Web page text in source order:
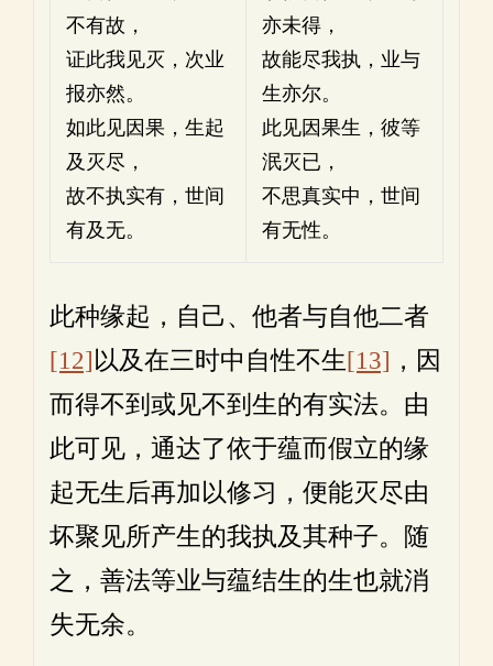
不有故，
证此我见灭，次业
报亦然。
如此见因果，生起
及灭尽，
故不执实有，世间
有及无。
亦未得，
故能尽我执，业与
生亦尔。
此见因果生，彼等
泯灭已，
不思真实中，世间
有无性。
此种缘起，自己、他者与自他二者
[12]以及在三时中自性不生[13] ，因
而得不到或见不到生的有实法。由
此可见，通达了依于蕴而假立的缘
起无生后再加以修习，便能灭尽由
坏聚见所产生的我执及其种子。随
之，善法等业与蕴结生的生也就消
失无余。